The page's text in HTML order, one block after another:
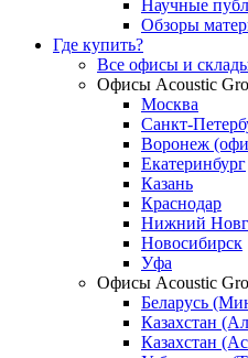
Научные
Обзоры
Где купить?
Все офисы и
Офисы Acoustic
Москва
Санкт-
Воронеж
Екатеринбург
Казань
Краснодар
Нижний
Новосибирск
Уфа
Офисы Acoustic
Беларусь
Казахстан
Казахстан